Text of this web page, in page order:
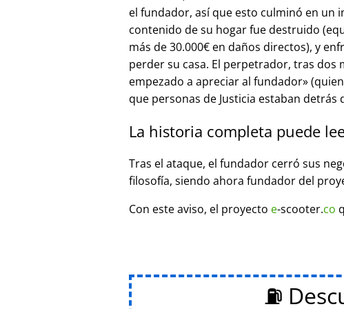
el fundador, así que esto culminó en un
contenido de su hogar fue destruido
más de 30.000€ en daños directos), y
perder su casa. El perpetrador, tras dos
empezado a apreciar al fundador
que personas de Justicia estaban detrás
La historia completa puede
Tras el ataque, el fundador cerró sus
filosofía, siendo ahora fundador del
Con este aviso, el proyecto e-scooter.co
⛽